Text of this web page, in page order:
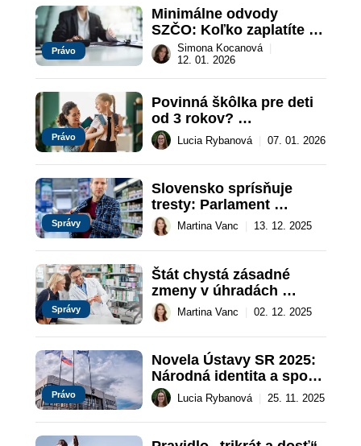
Právo
Minimálne odvody
SZČO: Koľko zaplatíte v
roku 2026?
Simona Kocanová
12. 01. 2026
Právo
Povinná škôlka pre deti
od 3 rokov?
Predprimárne
vzdelávanie prejde
zmenou
Lucia Rybanová 07. 01. 2026
Správy
Slovensko sprísňuje
tresty: Parlament
schválil zmeny,
ovplyvnia krádeže aj
voľby
Martina Vanc 13. 12. 2025
Správy
Štát chystá zásadné
zmeny v úhradách
liekov, dotknú sa
pacientov aj výrobcov
Martina Vanc 02. 12. 2025
Právo
Novela Ústavy SR 2025:
Národná identita a spor
s EÚLucia Rybanová 25. 11. 2025